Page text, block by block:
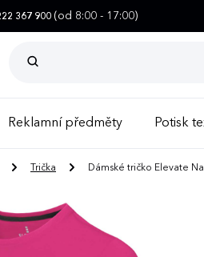
367 900 (od 8:00 - 17:00)
Reklamní předměty Potisk
Trička Dámské tričko Elevate